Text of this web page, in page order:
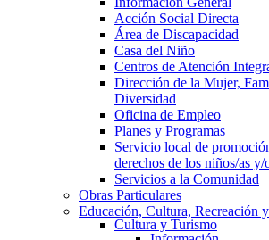
Acción Social Directa
Área de Discapacidad
Casa del Niño
Centros de Atención
Dirección de la Mujer,
Diversidad
Oficina de Empleo
Planes y Programas
Servicio local de
derechos de los niños/as y/
Servicios a la Comunidad
Obras Particulares
Educación, Cultura, Recreación
Cultura y Turismo